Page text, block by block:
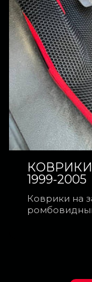
КОВРИКИ
1999-2005
Коврики на